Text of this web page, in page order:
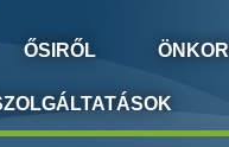
ŐSIRŐL